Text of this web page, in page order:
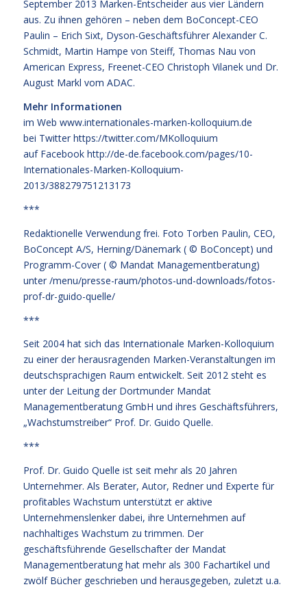
September 2013 Marken-Entscheider aus vier Ländern
aus. Zu ihnen gehören – neben dem BoConcept-CEO
Paulin – Erich Sixt, Dyson-Geschäftsführer Alexander C.
Schmidt, Martin Hampe von Steiff, Thomas Nau von
American Express, Freenet-CEO Christoph Vilanek und Dr.
August Markl vom ADAC.
Mehr Informationen
im Web www.internationales-marken-kolloquium.de
bei Twitter https://twitter.com/MKolloquium
auf Facebook http://de-de.facebook.com/pages/10-
Internationales-Marken-Kolloquium-
2013/388279751213173
***
Redaktionelle Verwendung frei. Foto Torben Paulin, CEO,
BoConcept A/S, Herning/Dänemark ( © BoConcept) und
Programm-Cover ( © Mandat Managementberatung)
unter /menu/presse-raum/photos-und-downloads/fotos-
prof-dr-guido-quelle/
***
Seit 2004 hat sich das Internationale Marken-Kolloquium
zu einer der herausragenden Marken-Veranstaltungen im
deutschsprachigen Raum entwickelt. Seit 2012 steht es
unter der Leitung der Dortmunder Mandat
Managementberatung GmbH und ihres Geschäftsführers,
„Wachstumstreiber“ Prof. Dr. Guido Quelle.
***
Prof. Dr. Guido Quelle ist seit mehr als 20 Jahren
Unternehmer. Als Berater, Autor, Redner und Experte für
profitables Wachstum unterstützt er aktive
Unternehmenslenker dabei, ihre Unternehmen auf
nachhaltiges Wachstum zu trimmen. Der
geschäftsführende Gesellschafter der Mandat
Managementberatung hat mehr als 300 Fachartikel und
zwölf Bücher geschrieben und herausgegeben, zuletzt u.a.